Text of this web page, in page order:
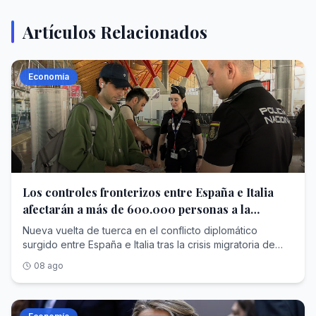
Artículos Relacionados
Economía
Los controles fronterizos entre España e Italia
afectarán a más de 600.000 personas a la
semana
Nueva vuelta de tuerca en el conflicto diplomático
surgido entre España e Italia tras la crisis migratoria de
controles fronterizos para los ciudadanos que llegaban
desde nuestro país, y desde este sábado se ha activado
a la inversa para los italianos. En concreto, el Ministerio
08 ago